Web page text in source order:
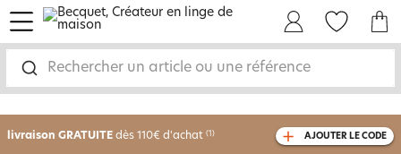
Rechercher un article ou une référence
menu
-30% sur votre commandedès 2 articles
livraison GRATUITE dès 110€ d'achat (1) AJOUTER LE CODE